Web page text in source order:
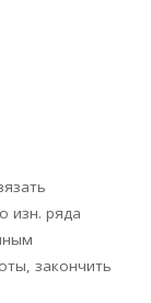
изн. ряда
закончить